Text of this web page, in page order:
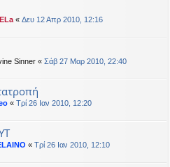
« Δευ 12 Απρ 2010, 12:16
Sinner « Σάβ 27 Μαρ 2010, 22:40
« Τρί 26 Ιαν 2010, 12:20
« Τρί 26 Ιαν 2010, 12:10